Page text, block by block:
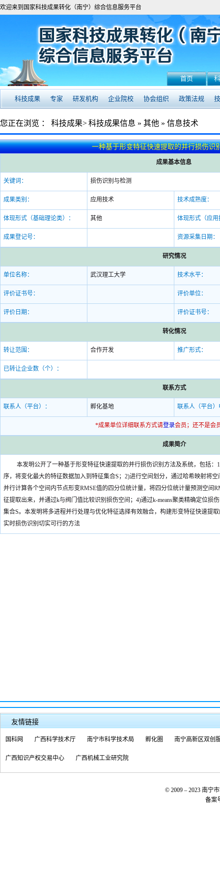
欢迎来到国家科技成果转化（南宁）综合信息服务平台
首页
科技成果 专家 研发机构 企业院校 协会组织 政策法规
您正在浏览 ： 科技成果>科技成果信息 » 其他 » 信息技术
一种基于形变特征快速提取的并行损伤识
成果基本信息
关键词： 损伤识别与检测
成果类别： 应用技术 技术成熟度：
体现形式（基础理论类）： 其他 体现形式（应
成果登记号： 资源采集日期：
研究情况
单位名称： 武汉理工大学 技术水平：
评价证书号： 评价单位：
评价日期： 评价证书号：
转化情况
转让范围： 合作开发 推广形式：
已转让企业数（个）：
联系方式
联系人（平台）： 孵化基地 联系人（平台）
*成果单位详细联系方式请登录会员；还不是会
成果简介
本发明公开了一种基于形变特征快速提取的并行损伤识别方法及系统，包括
序，将变化最大的特征数据加入到特征集合S；2)进行空间划分，通过哈希映射将
并行计算各个空间内节点形变RMSE值的四分位统计量，将四分位统计量预测空间
征提取出来，并通过k与阀门值比较识别损伤空间；4)通过k‑means聚类精确定位损
集合S。本发明将多进程并行处理与优化特征选择有效融合，构建形变特征快速提
实时损伤识别切实可行的方法
友情链接
国科网 广西科学技术厅 南宁市科学技术局 孵化圈 南宁高新区双创
广西知识产权交易中心 广西机械工业研究院
© 2009 – 2023 南宁
备案